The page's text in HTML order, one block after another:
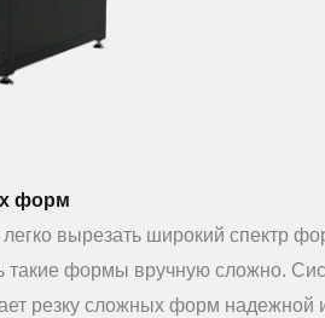
форм
вырезать широкий спектр
такие формы вручную сложно.
резку сложных форм надежной